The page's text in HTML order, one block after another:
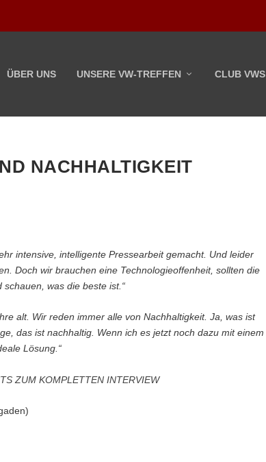
ÜBER UNS UNSERE VW-TREFFEN CLUB VWS
NACHHALTIGKEIT
intensive, intelligente Pressearbeit gemacht. Und leider
Doch wir brauchen eine Technologieoffenheit, sollten die
was die beste ist.“
alt. Wir reden immer alle von Nachhaltigkeit. Ja, was ist
das ist nachhaltig. Wenn ich es jetzt noch dazu mit einem
Lösung.“
ZUM KOMPLETTEN INTERVIEW